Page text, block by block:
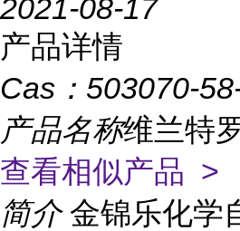
2021-08-17
产品详情
Cas： 503070-
产品名称维兰特
查看相似产品 >
简介 金锦乐化学